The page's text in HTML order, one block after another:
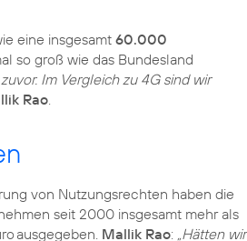
eine insgesamt60.000
so groß wie das Bundesland
Im Vergleich zu 4G sind wir
Rao
von Nutzungsrechten haben die
seit 2000 insgesamt mehr als
ausgegeben. Mallik Rao: „Hätten wir